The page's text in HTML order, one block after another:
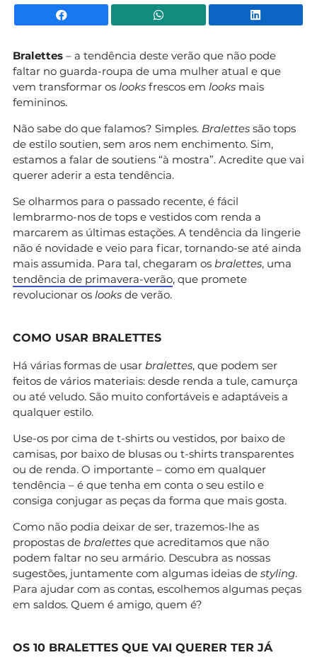
Facebook WhatsApp
Bralettes – a tendência deste verão que não pode
faltar no guarda-roupa de uma mulher atual e que
vem transformar os looks frescos em looks mais
femininos.
Não sabe do que falamos? Simples. Bralettes são tops
de estilo soutien, sem aros nem enchimento. Sim,
estamos a falar de soutiens “à mostra”. Acredite que vai
querer aderir a esta tendência.
Se olharmos para o passado recente, é fácil
lembrarmo-nos de tops e vestidos com renda a
marcarem as últimas estações. A tendência da lingerie
não é novidade e veio para ficar, tornando-se até ainda
mais assumida. Para tal, chegaram os bralettes, uma
tendência de primavera-verão, que promete
revolucionar os looks de verão.
COMO USAR BRALETTES
Há várias formas de usar bralettes, que podem ser
feitos de vários materiais: desde renda a tule, camurça
ou até veludo. São muito confortáveis e adaptáveis a
qualquer estilo.
Use-os por cima de t-shirts ou vestidos, por baixo de
camisas, por baixo de blusas ou t-shirts transparentes
ou de renda. O importante – como em qualquer
tendência – é que tenha em conta o seu estilo e
consiga conjugar as peças da forma que mais gosta.
Como não podia deixar de ser, trazemos-lhe as
propostas de bralettes que acreditamos que não
podem faltar no seu armário. Descubra as nossas
sugestões, juntamente com algumas ideias de styling.
Para ajudar com as contas, escolhemos algumas peças
em saldos. Quem é amigo, quem é?
OS 10 BRALETTES QUE VAI QUERER TER JÁ